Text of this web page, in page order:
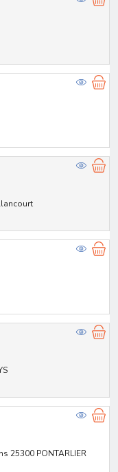
25300 PONTARLIER